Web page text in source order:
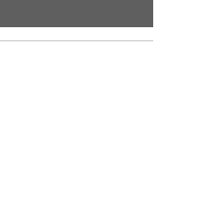
1985, dá
uma antena livre
MIS-SP)